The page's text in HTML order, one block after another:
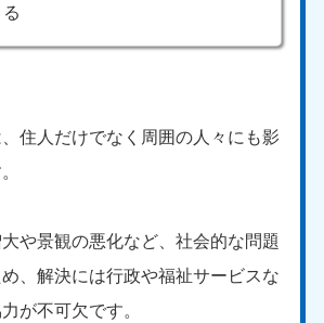
る
住人だけでなく周囲の人々にも影
や景観の悪化など、社会的な問題
、解決には行政や福祉サービスな
が不可欠です。